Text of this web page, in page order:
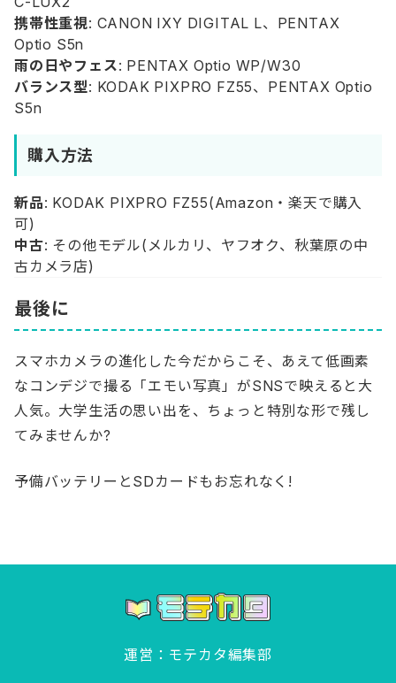
携帯性重視: CANON IXY DIGITAL L、PENTAX
Optio S5n
雨の日やフェス: PENTAX Optio WP/W30
バランス型: KODAK PIXPRO FZ55、PENTAX Optio
S5n
購入方法
新品: KODAK PIXPRO FZ55(Amazon・楽天で購入
可)
中古: その他モデル(メルカリ、ヤフオク、秋葉原の中
古カメラ店)
最後に
スマホカメラの進化した今だからこそ、あえて低画素
なコンデジで撮る「エモい写真」がSNSで映えると大
人気。大学生活の思い出を、ちょっと特別な形で残し
てみませんか?
予備バッテリーとSDカードもお忘れなく!
運営：モテカタ編集部